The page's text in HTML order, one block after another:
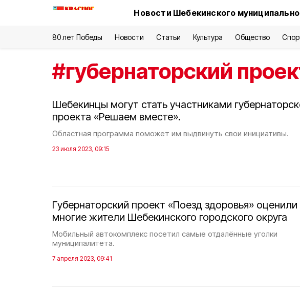
Новости Шебекинского
80 лет Победы Новости Статьи Культура Общество
#губернаторский
Шебекинцы могут стать участниками
проекта «Решаем вместе».
Областная программа поможет им выдвинуть свои инициативы.
23 июля 2023, 09:15
Губернаторский проект «Поезд здоровья» оценили
многие жители Шебекинского городского округа
Мобильный автокомплекс посетил самые отдалённые уголки
муниципалитета.
7 апреля 2023, 09:41